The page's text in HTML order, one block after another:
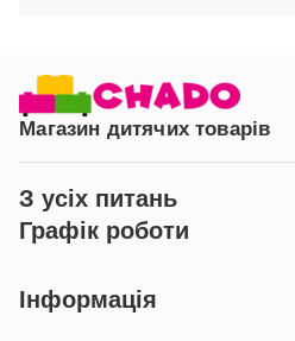
Магазин дитячих товарів
З усіх питань
Графік роботи
Інформація